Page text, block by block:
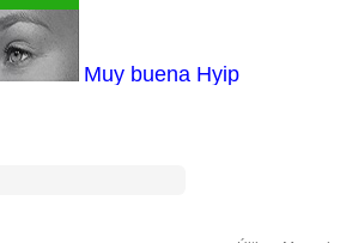
Muy buena Hyip